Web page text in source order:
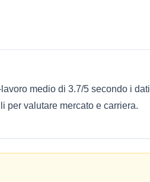
medio di 3.7/5 secondo i dati
per valutare mercato e carriera.